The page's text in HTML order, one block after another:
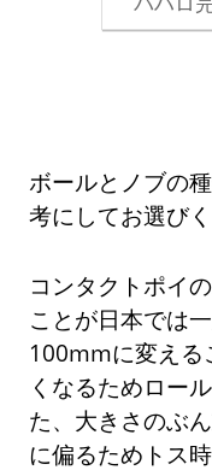
ボールとノブの
考にしてお選びく
コンタクトポイ
ことが日本では
100mmに変える
くなるためロー
た、大きさのぶ
に偏るためトス